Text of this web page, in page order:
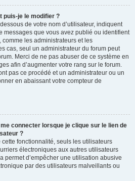
puis-je le modifier ?
de votre nom d’utilisateur, indiquent
messages que vous avez publié ou identifient
les administrateurs et les
cas, seul un administrateur du forum peut
Merci de ne pas abuser de ce système en
afin d’augmenter votre rang sur le forum.
pas ce procédé et un administrateur ou un
en abaissant votre compteur de
connecter lorsque je clique sur le lien de
?
fonctionnalité, seuls les utilisateurs
électroniques aux autres utilisateurs
permet d’empêcher une utilisation abusive
par des utilisateurs malveillants ou